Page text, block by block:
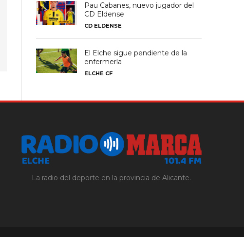
Pau Cabanes, nuevo jugador del
CD Eldense
CD ELDENSE
El Elche sigue pendiente de la
enfermería
ELCHE CF
La radio del deporte en la provincia de Alicante.